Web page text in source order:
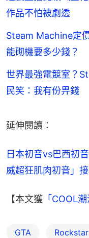
作品不怕被劇透
Steam Machine定
能砌機要多少錢？
世界最強電競室？
民笑：我有份畀錢
延伸閱讀：
日本初音vs巴西初
威超狂肌肉初音」
【本文獲 「COOL
GTA Rockstar